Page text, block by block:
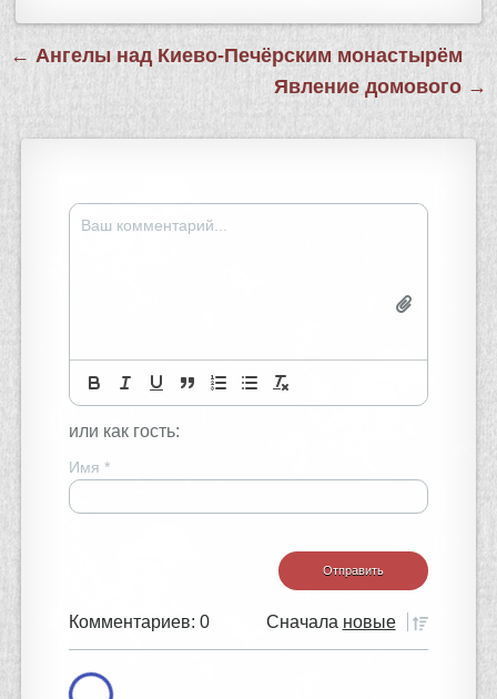
Навигация
записям
← Ангелы над Киево-Печёрским монастырём
Явление домового →
или как гость:
Имя *
Комментариев: 0 Сначала новые